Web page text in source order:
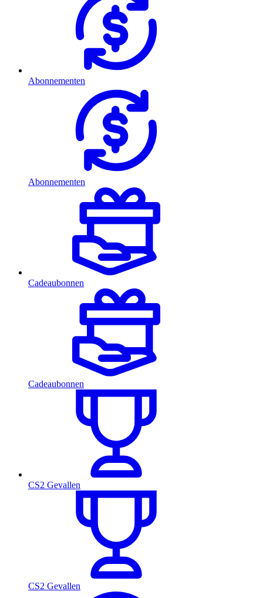
Abonnementen
Abonnementen
Cadeaubonnen
Cadeaubonnen
CS2 Gevallen
CS2 Gevallen